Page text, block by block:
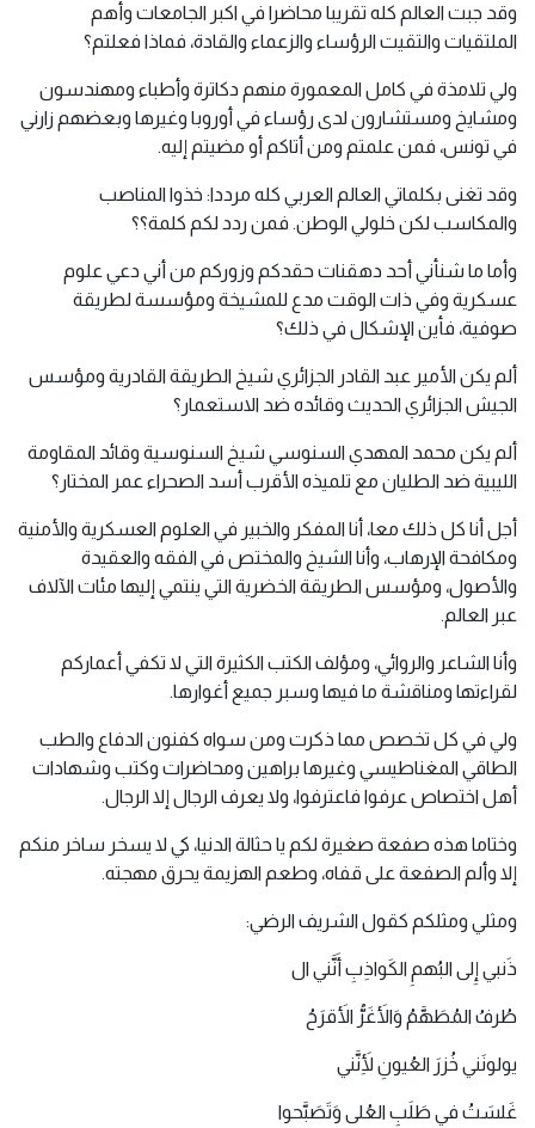
وقد جبت العالم كله تقريبا محاضرا في اكبر الجامعات وأهم
الملتقيات والتقيت الرؤساء والزعماء والقادة، فماذا فعلتم؟
ولي تلامذة في كامل المعمورة منهم دكاترة وأطباء ومهندسون
ومشايخ ومستشارون لدى رؤساء في أوروبا وغيرها وبعضهم زارني
في تونس، فمن علمتم ومن أتاكم أو مضيتم إليه.
وقد تغنى بكلماتي العالم العربي كله مرددا: خذوا المناصب
والمكاسب لكن خلولي الوطن. فمن ردد لكم كلمة؟؟
وأما ما شنأني أحد دهقنات حقدكم وزوركم من أني دعي علوم
عسكرية وفي ذات الوقت مدع للمشيخة ومؤسسة لطريقة
صوفية، فأين الإشكال في ذلك؟
ألم يكن الأمير عبد القادر الجزائري شيخ الطريقة القادرية ومؤسس
الجيش الجزائري الحديث وقائده ضد الاستعمار؟
ألم يكن محمد المهدي السنوسي شيخ السنوسية وقائد المقاومة
الليبية ضد الطليان مع تلميذه الأقرب أسد الصحراء عمر المختار؟
أجل أنا كل ذلك معا، أنا المفكر والخبير في العلوم العسكرية والأمنية
ومكافحة الإرهاب، وأنا الشيخ والمختص في الفقه والعقيدة
والأصول، ومؤسس الطريقة الخضرية التي ينتمي إليها مئات الآلاف
عبر العالم.
وأنا الشاعر والروائي، ومؤلف الكتب الكثيرة التي لا تكفي أعماركم
لقراءتها ومناقشة ما فيها وسبر جميع أغوارها.
ولي في كل تخصص مما ذكرت ومن سواه كفنون الدفاع والطب
الطاقي المغناطيسي وغيرها براهين ومحاضرات وكتب وشهادات
أهل اختصاص عرفوا فاعترفوا، ولا يعرف الرجال إلا الرجال.
وختاما هذه صفعة صغيرة لكم يا حثالة الدنيا، كي لا يسخر ساخر منكم
إلا وألم الصفعة على قفاه، وطعم الهزيمة يحرق مهجته.
ومثلي ومثلكم كقول الشريف الرضي:
ذَنبي إِلى البُهمِ الكَواذِبِ أَنَّني ال
طُرفُ المُطَهَّمُ وَالأَغَرُّ الأَقرَحُ
يولونَني خُزرَ العُيونِ لِأَنَّني
غَلسَتُ في طَلَبِ العُلى وَتَصَبَّحوا